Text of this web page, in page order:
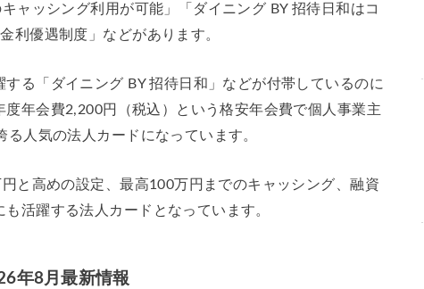
ャッシング利用が可能」「ダイニング BY 招待日和はコ
利優遇制度」などがあります。
る「ダイニング BY 招待日和」などが付帯しているのに
年会費2,200円（税込）という格安年会費で個人事業主
人気の法人カードになっています。
と高めの設定、最高100万円までのキャッシング、融資
活躍する法人カードとなっています。
年8月最新情報